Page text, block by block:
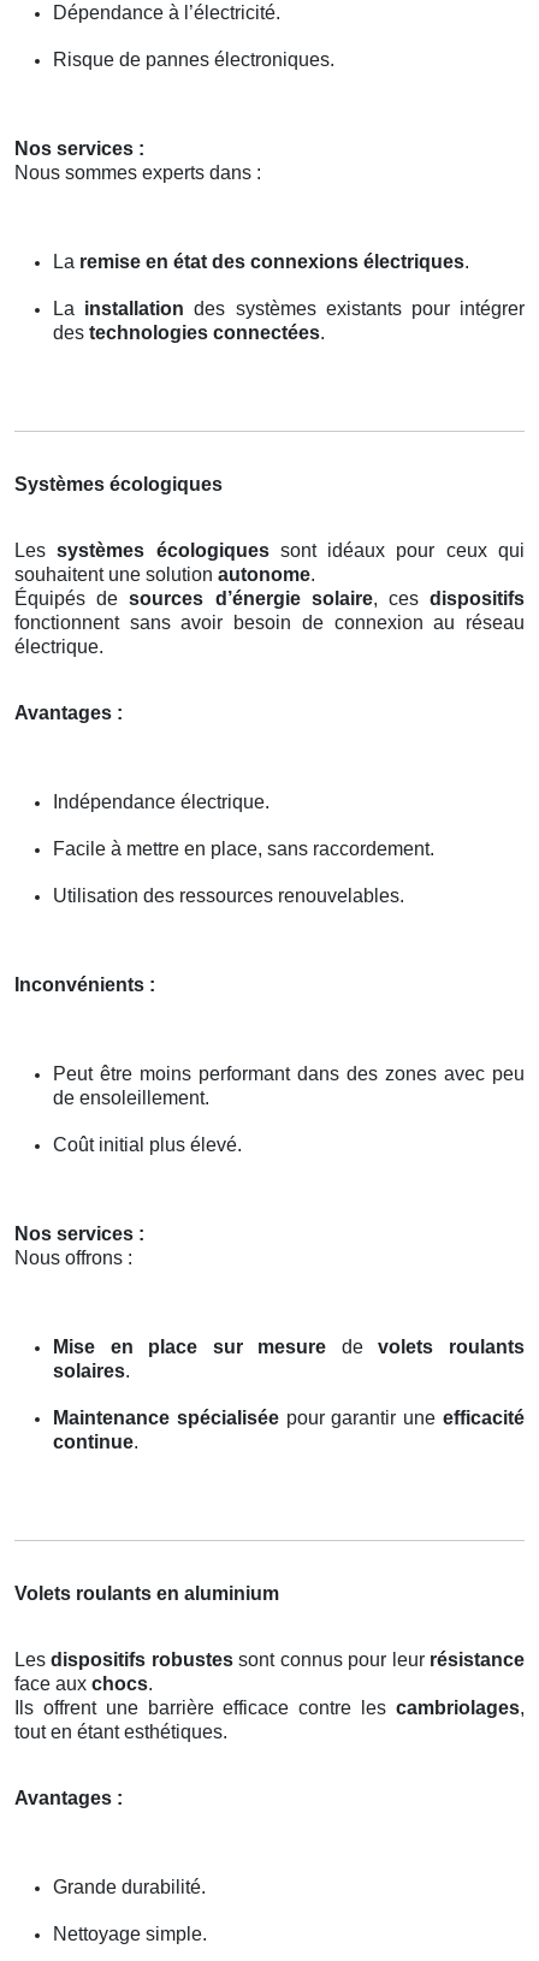
Dépendance à l’électricité.
Risque de pannes électroniques.
Nos services :
Nous sommes experts dans :
La remise en état des connexions électriques.
La installation des systèmes existants pour intégrer
des technologies connectées.
Systèmes écologiques
Lessystèmes écologiquessont idéaux pour ceux qui
souhaitent une solution autonome.
Équipés desources d’énergie solaire, cesdispositifs
fonctionnent sans avoir besoin de connexion au réseau
électrique.
Avantages :
Indépendance électrique.
Facile à mettre en place, sans raccordement.
Utilisation des ressources renouvelables.
Inconvénients :
Peut être moins performant dans des zones avec peu
de ensoleillement.
Coût initial plus élevé.
Nos services :
Nous offrons :
Mise en place sur mesure devolets roulants
solaires.
Maintenance spécialiséepour garantir uneefficacité
continue.
Volets roulants en aluminium
Lesdispositifs robustessont connus pour leur résistance
face aux chocs.
Ils offrent une barrière efficace contre les cambriolages,
tout en étant esthétiques.
Avantages :
Grande durabilité.
Nettoyage simple.